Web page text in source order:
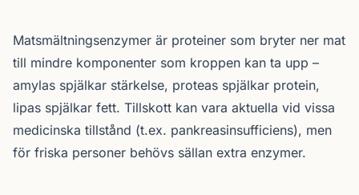
Matsmältningsenzymer är proteiner som bryter ner mat
till mindre komponenter som kroppen kan ta upp –
amylas spjälkar stärkelse, proteas spjälkar protein,
lipas spjälkar fett. Tillskott kan vara aktuella vid vissa
medicinska tillstånd (t.ex. pankreasinsufficiens), men
för friska personer behövs sällan extra enzymer.